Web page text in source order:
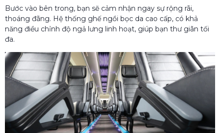
Bước vào bên trong, bạn sẽ cảm nhận ngay sự rộng rãi,
thoáng đãng. Hệ thống ghế ngồi bọc da cao cấp, có khả
năng điều chỉnh độ ngả lưng linh hoạt, giúp bạn thư giãn tối
đa.